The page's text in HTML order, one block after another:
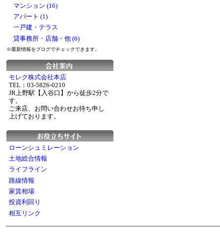
マンション (16)
アパート (1)
一戸建・テラス
貸事務所・店舗・他 (6)
※最新情報をブログでチェックできます。
モレク株式会社本店
TEL：03-5826-0210
JR上野駅【入谷口】から徒歩2分で
す。
ご来店、お問い合わせお待ち申し
上げております。
ローンシュミレーション
土地総合情報
ライフライン
路線情報
家賃相場
投資利回り
相互リンク